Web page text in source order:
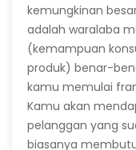
kemungkinan
adalah waralaba
(kemampuan
produk) benar-
kamu memulai
Kamu akan
pelanggan yang
biasanya